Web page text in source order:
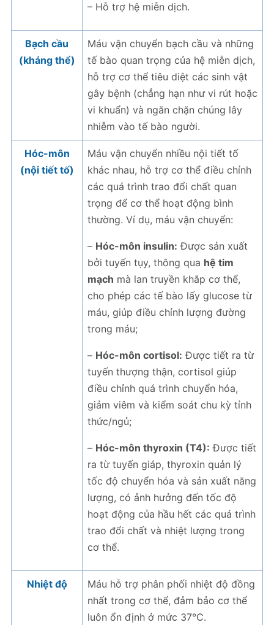
– Hỗ trợ hệ miễn dịch.
Bạch cầu
(kháng thể)
Máu vận chuyển bạch cầu và những
tế bào quan trọng của hệ miễn dịch,
hỗ trợ cơ thể tiêu diệt các sinh vật
gây bệnh (chẳng hạn như vi rút hoặc
vi khuẩn) và ngăn chặn chúng lây
nhiễm vào tế bào người.
Hóc-môn
(nội tiết tố)
Máu vận chuyển nhiều nội tiết tố
khác nhau, hỗ trợ cơ thể điều chỉnh
các quá trình trao đổi chất quan
trọng để cơ thể hoạt động bình
thường. Ví dụ, máu vận chuyển:
– Hóc-môn insulin: Được sản xuất
bởi tuyến tụy, thông qua hệ tim
mạch mà lan truyền khắp cơ thể,
cho phép các tế bào lấy glucose từ
máu, giúp điều chỉnh lượng đường
trong máu;
– Hóc-môn cortisol: Được tiết ra từ
tuyến thượng thận, cortisol giúp
điều chỉnh quá trình chuyển hóa,
giảm viêm và kiểm soát chu kỳ tỉnh
thức/ngủ;
– Hóc-môn thyroxin (T4): Được tiết
ra từ tuyến giáp, thyroxin quản lý
tốc độ chuyển hóa và sản xuất năng
lượng, có ảnh hưởng đến tốc độ
hoạt động của hầu hết các quá trình
trao đổi chất và nhiệt lượng trong
cơ thể.
Nhiệt độ
Máu hỗ trợ phân phối nhiệt độ đồng
nhất trong cơ thể, đảm bảo cơ thể
luôn ổn định ở mức 37°C.